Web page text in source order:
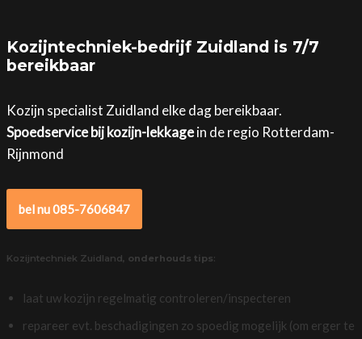
Kozijntechniek-bedrijf Zuidland is 7/7
bereikbaar
Kozijn specialist Zuidland elke dag bereikbaar.
Spoedservice bij kozijn-lekkagein de regio Rotterdam-
Rijnmond
bel nu 085-7606847
Kozijntechniek Zuidland, onderhouds tips:
laat uw kozijn regelmatig controleren/inspecteren
repareer evt. beschadigingen zo spoedig mogelijk (om erger te